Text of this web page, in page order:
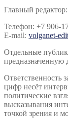
Главный
Телефон: +7 906-
E-mail: volganet-
Отдельные
предназначенную
Ответственность
цифр несёт
политические
высказывания
точкой зрения и